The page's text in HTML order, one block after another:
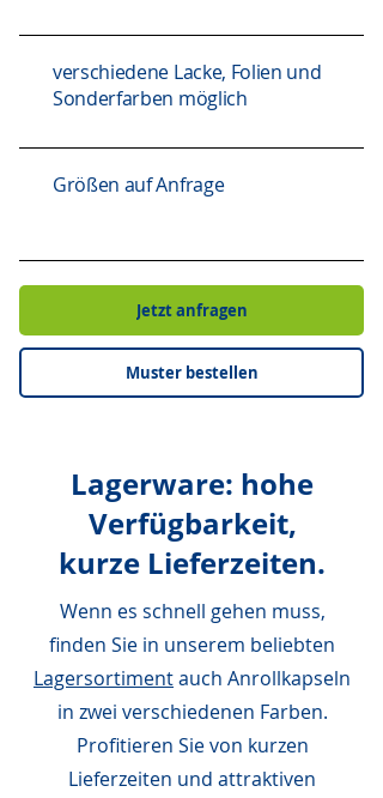
verschiedene Lacke, Folien und
Sonderfarben möglich
Größen auf Anfrage
Jetzt anfragen
Muster bestellen
Lagerware: hohe
Verfügbarkeit,
kurze Lieferzeiten.
Wenn es schnell gehen muss,
finden Sie in unserem beliebten
Lagersortimentauch Anrollkapseln
in zwei verschiedenen Farben.
Profitieren Sie von kurzen
Lieferzeiten und attraktiven